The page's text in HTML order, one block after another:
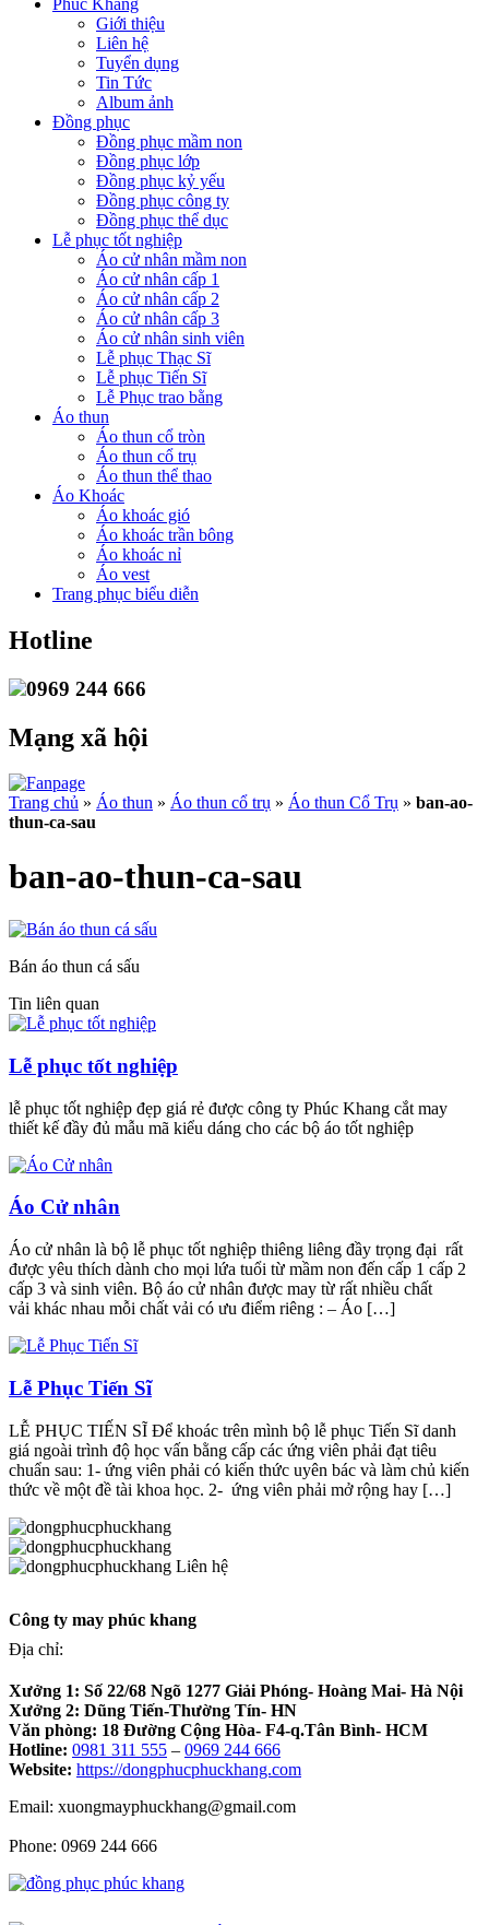
Giới thiệu
Liên hệ
Tuyển dụng
Tin Tức
Album ảnh
Đồng phục
Đồng phục mầm non
Đồng phục lớp
Đồng phục kỷ yếu
Đồng phục công ty
Đồng phục thể dục
Lễ phục tốt nghiệp
Áo cử nhân mầm non
Áo cử nhân cấp 1
Áo cử nhân cấp 2
Áo cử nhân cấp 3
Áo cử nhân sinh viên
Lễ phục Thạc Sĩ
Lễ phục Tiến Sĩ
Lễ Phục trao bằng
Áo thun
Áo thun cổ tròn
Áo thun cổ trụ
Áo thun thể thao
Áo Khoác
Áo khoác gió
Áo khoác trần bông
Áo khoác nỉ
Áo vest
Trang phục biểu diễn
Hotline
0969 244 666
Mạng xã hội
Trang chủ » Áo thun » Áo thun cổ trụ » Áo thun Cổ Trụ » ban-ao-
thun-ca-sau
ban-ao-thun-ca-sau
Bán áo thun cá sấu
Tin liên quan
Lễ phục tốt nghiệp
lễ phục tốt nghiệp đẹp giá rẻ được công ty Phúc Khang cắt may
thiết kế đầy đủ mẫu mã kiểu dáng cho các bộ áo tốt nghiệp
Áo Cử nhân
Áo cử nhân là bộ lễ phục tốt nghiệp thiêng liêng đầy trọng đại rất
được yêu thích dành cho mọi lứa tuổi từ mầm non đến cấp 1 cấp 2
cấp 3 và sinh viên. Bộ áo cử nhân được may từ rất nhiều chất
vải khác nhau mỗi chất vải có ưu điểm riêng : – Áo […]
Lễ Phục Tiến Sĩ
LỄ PHỤC TIẾN SĨ Để khoác trên mình bộ lễ phục Tiến Sĩ danh
giá ngoài trình độ học vấn bằng cấp các ứng viên phải đạt tiêu
chuẩn sau: 1- ứng viên phải có kiến thức uyên bác và làm chủ kiến
thức về một đề tài khoa học. 2- ứng viên phải mở rộng hay […]
Liên hệ
Công ty may phúc khang
Địa chỉ:
Xưởng 1: Số 22/68 Ngõ 1277 Giải Phóng- Hoàng Mai- Hà Nội
Xưởng 2: Dũng Tiến-Thường Tín- HN
Văn phòng: 18 Đường Cộng Hòa- F4-q.Tân Bình- HCM
Hotline: 0981 311 555 – 0969 244 666
Website: https://dongphucphuckhang.com
Email: xuongmayphuckhang@gmail.com
Phone: 0969 244 666